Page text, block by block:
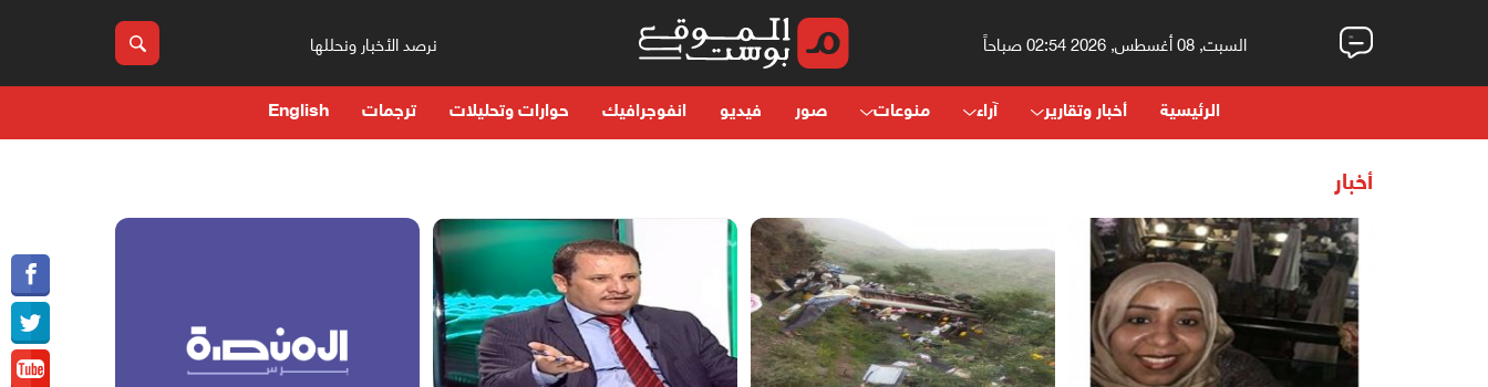
السبت, 08 أغسطس, 2026 02:54 صباحاً نرصد الأخبار ونحللها
الرئيسية أخبار وتقارير آراء منوعات صور فيديو انفوجرافيك حوارات وتحليلات ترجمات English
أخبار